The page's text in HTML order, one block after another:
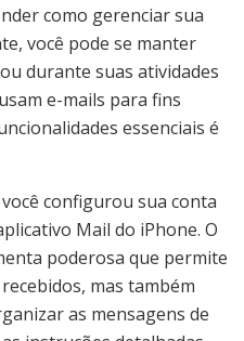
como gerenciar sua
você pode se manter
durante suas atividades
e-mails para fins
essenciais é
configurou sua conta
Mail do iPhone. O
poderosa que permite
mas também
as mensagens de